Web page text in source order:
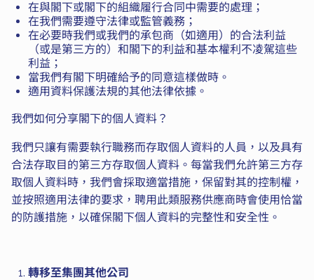
在與閣下或閣下的組織履行合同中需要的處理；
在我們需要遵守法律或監管義務；
在必要時我們或我們的承包商（如適用）的合法利益
（或是第三方的）和閣下的利益和基本權利不凌駕這些
利益；
當我們有閣下明確給予的同意這樣做時。
適用資料保護法規的其他法律依據。
我們如何分享閣下的個人資料？
我們只讓有需要執行職務而存取個人資料的人員，以及具有
合法存取目的第三方存取個人資料。每當我們允許第三方存
取個人資料時，我們會採取適當措施，保留對其的控制權，
並按照適用法律的要求，聘用此類服務供應商時會使用恰當
的防護措施，以確保閣下個人資料的完整性和安全性。
轉移至集團其他公司